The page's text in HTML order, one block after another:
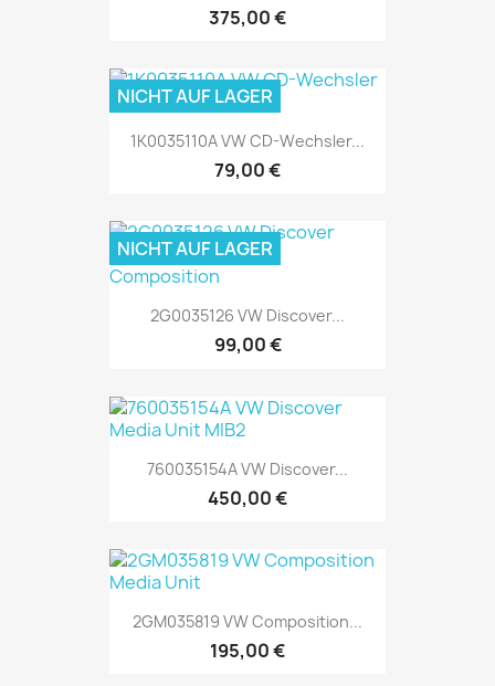
375,00 €
1K0035110A VW CD-Wechsler...
79,00 €
NICHT AUF LAGER
2G0035126 VW Discover...
99,00 €
NICHT AUF LAGER
760035154A VW Discover...
450,00 €
2GM035819 VW Composition...
195,00 €